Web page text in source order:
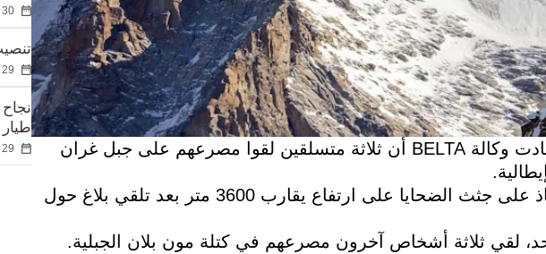
بيشكيك، 16 يونيو 2026 /قابار/ – أفادت وكالة BELTA أن ثلاثة متسلقين لقوا مصرعهم على جبل غران
ووفقاً للمعلومات، عثرت فرق الإنقاذ على جثث الضحايا على ارتفاع يقارب 3600 متر بعد تلقي بلاغ حول
لقي ثلاثة أشخاص آخرون مصرعهم في كتلة مون بلان الجبلية.
30 يوليو 2026
29 يوليو 2026
29 يوليو 2026